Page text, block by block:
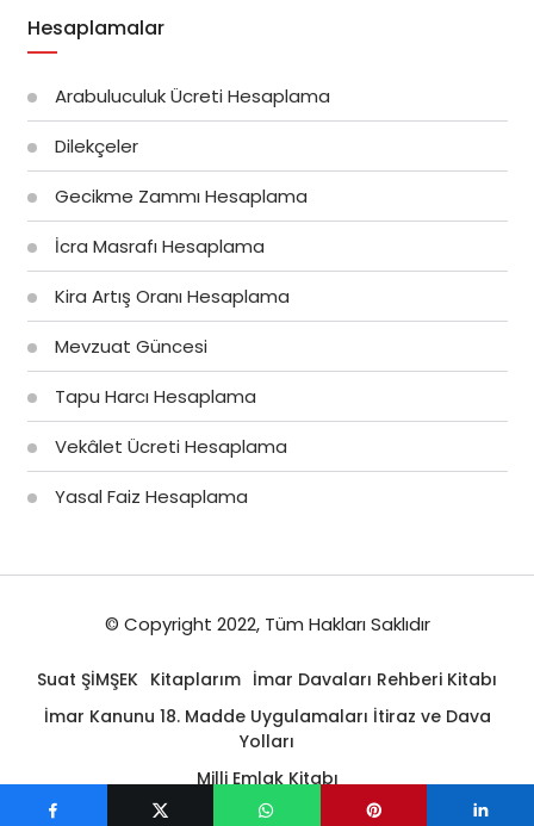
Hesaplamalar
Arabuluculuk Ücreti Hesaplama
Dilekçeler
Gecikme Zammı Hesaplama
İcra Masrafı Hesaplama
Kira Artış Oranı Hesaplama
Mevzuat Güncesi
Tapu Harcı Hesaplama
Vekâlet Ücreti Hesaplama
Yasal Faiz Hesaplama
© Copyright 2022, Tüm Hakları Saklıdır
Suat ŞİMŞEK Kitaplarım İmar Davaları Rehberi Kitabı
İmar Kanunu 18. Madde Uygulamaları İtiraz ve Dava
Yolları
Milli Emlak Kitabı